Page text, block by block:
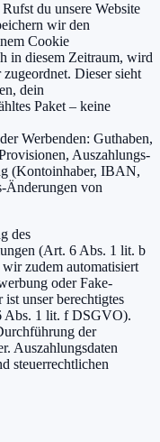
du unsere Website
wir den
Cookie
in diesem Zeitraum, wird
Dieser sieht
dein
Paket – keine
Werbenden: Guthaben,
Auszahlungs-
(Kontoinhaber, IBAN,
Änderungen von
des
(Art. 6 Abs. 1 lit. b
zudem automatisiert
oder Fake-
unser berechtigtes
Abs. 1 lit. f DSGVO).
der
Auszahlungsdaten
steuerrechtlichen